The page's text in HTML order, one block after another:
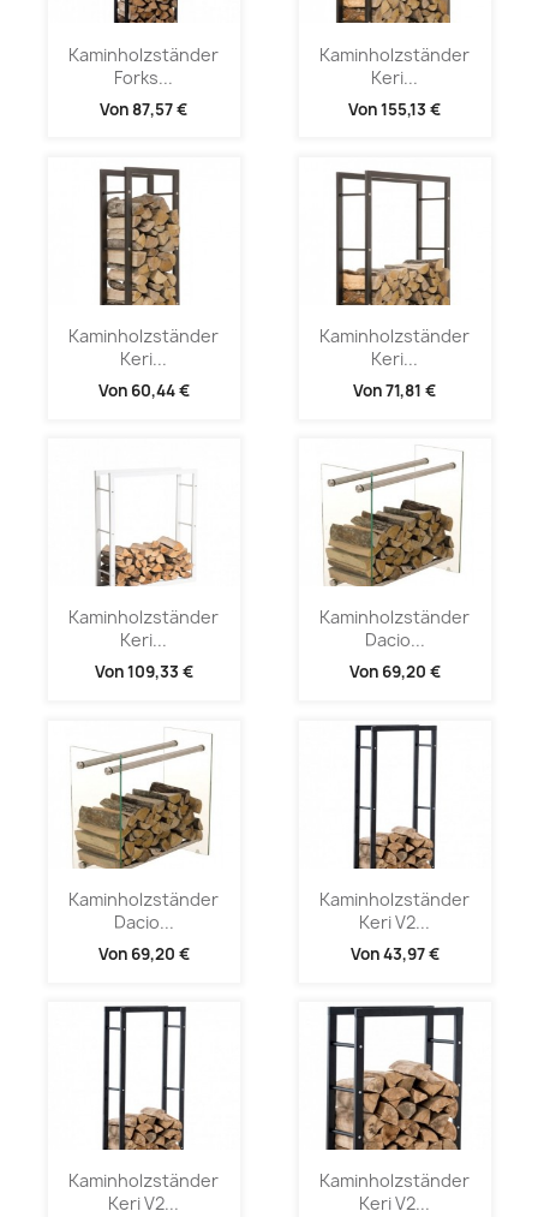
Kaminholzständer
Forks...
Von 87,57 €
Kaminholzständer
Keri...
Von155,13 €
Kaminholzständer
Keri...
Von 60,44 €
Kaminholzständer
Keri...
Von71,81 €
Kaminholzständer
Keri...
Von109,33 €
Kaminholzständer
Dacio...
Von 69,20 €
Kaminholzständer
Dacio...
Von 69,20 €
Kaminholzständer
Keri V2...
Von43,97 €
Kaminholzständer
Keri V2...
Kaminholzständer
Keri V2...